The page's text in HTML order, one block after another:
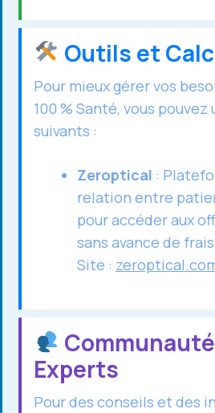
Outils et
Pour mieux gérer vos
100 % Santé, vous
suivants :
Zeroptical :
relation entre
pour accéder aux
sans avance de
Site :
Experts
Pour des conseils et des